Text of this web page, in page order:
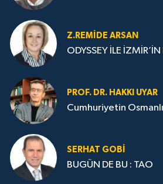
Z.REMIDE ARSAN
ODYSSEY İLE
PROF. DR. HAKKI UYAR
Cumhuriyetin
SERHAT GOBİ
BUGÜN DE BU : TAO